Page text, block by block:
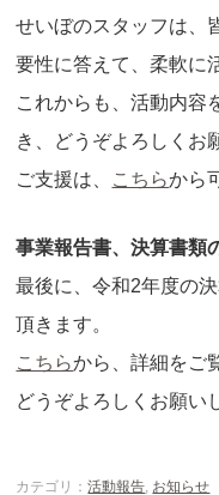
せいぼのスタッフは、
要性に答えて、柔軟に
これからも、活動内容
き、どうぞよろしくお
ご支援は、 こちらから
事業報告書、決算書類
最後に、令和2年度の
頂きます。
こちらから、詳細をご
どうぞよろしくお願い
カテゴリ：活動報告 お知らせ